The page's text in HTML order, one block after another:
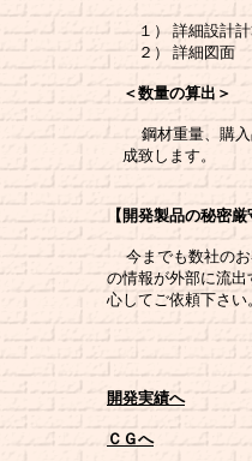
１） 詳細設計計
２） 詳細図面
＜数量の算出＞
鋼材重量、購入品
成致します。
【開発製品の秘密厳
今までも数社のお
の情報が外部に流
心してご依頼下さい
開発実績へ
ＣＧへ